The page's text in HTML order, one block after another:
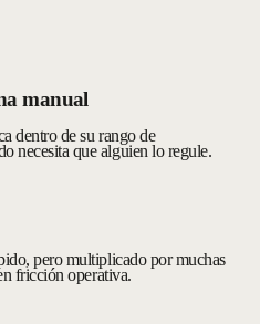
manual
dentro de su rango de
necesita que alguien lo regule.
pero multiplicado por muchas
fricción operativa.